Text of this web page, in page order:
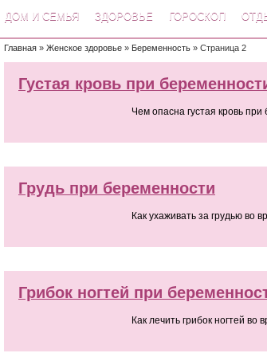
ДОМ И СЕМЬЯ ЗДОРОВЬЕ ГОРОСКОП
Главная » Женское здоровье » Беременность » Страница 2
Густая кровь при
Чем опасна густая кровь
Грудь при беременности
Как ухаживать за грудью во
Грибок ногтей при
Как лечить грибок ногтей во